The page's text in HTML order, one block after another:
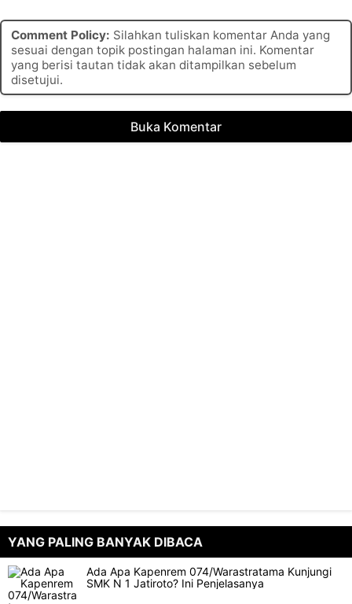
Comment Policy: Silahkan tuliskan komentar Anda yang
sesuai dengan topik postingan halaman ini. Komentar
yang berisi tautan tidak akan ditampilkan sebelum
disetujui.
Buka Komentar
YANG PALING BANYAK DIBACA
Ada Apa Kapenrem 074/Warastratama Kunjungi
SMK N 1 Jatiroto? Ini Penjelasanya